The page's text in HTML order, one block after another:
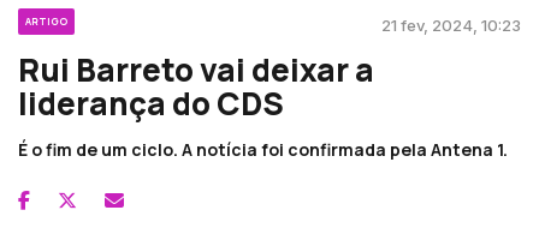
ARTIGO 21 fev, 2024, 10:23
Rui Barreto vai deixar a
liderança do CDS
É o fim de um ciclo. A notícia foi confirmada pela Antena 1.